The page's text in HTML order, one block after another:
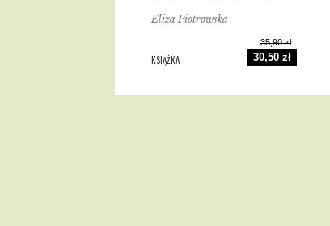
Eliza Piotrowska
KSIĄŻKA
35,90 zł
30,50 zł